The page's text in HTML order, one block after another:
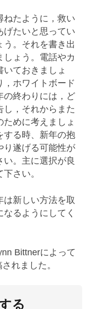
ねたように，救い
げたいと思ってい
う。それを書き出
しょう。電話やカ
ておきましょ
，ホワイトボード
の終わりには，ど
し，それからまた
めに考えましょ
する時、新年の抱
り遂げる可能性が
。主に選択が良
さい。
は新しい方法を取
るようにしてく
Bittnerによって
れました。
る